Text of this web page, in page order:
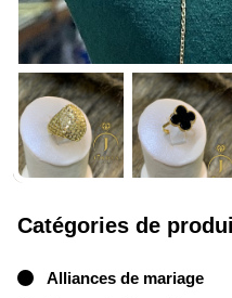
Catégories de
Alliances de mariage